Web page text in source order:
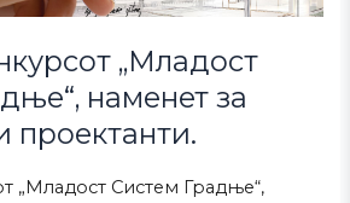
„Младост
наменет за
проектанти.
„Младост Систем Градње“,